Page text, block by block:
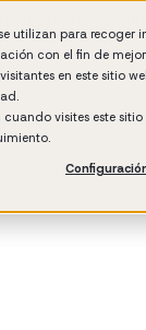
utilizan para
con el fin de
en este sitio
visites este